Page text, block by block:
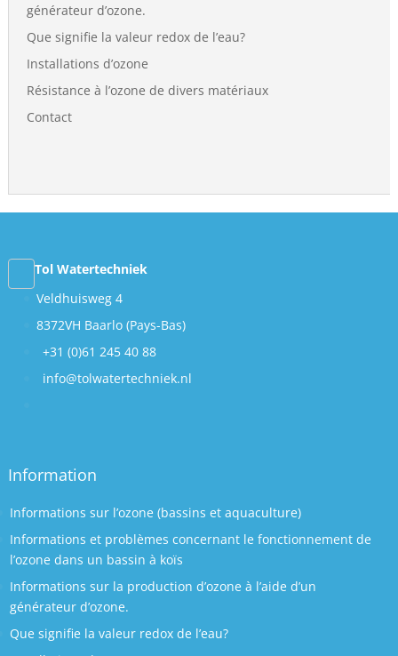
générateur d’ozone.
Que signifie la valeur redox de l’eau?
Installations d’ozone
Résistance à l’ozone de divers matériaux
Contact
Tol Watertechniek
Veldhuisweg 4
8372VH Baarlo (Pays-Bas)
+31 (0)61 245 40 88
info@tolwatertechniek.nl
Information
Informations sur l’ozone (bassins et aquaculture)
Informations et problèmes concernant le fonctionnement de
l’ozone dans un bassin à koïs
Informations sur la production d’ozone à l’aide d’un
générateur d’ozone.
Que signifie la valeur redox de l’eau?